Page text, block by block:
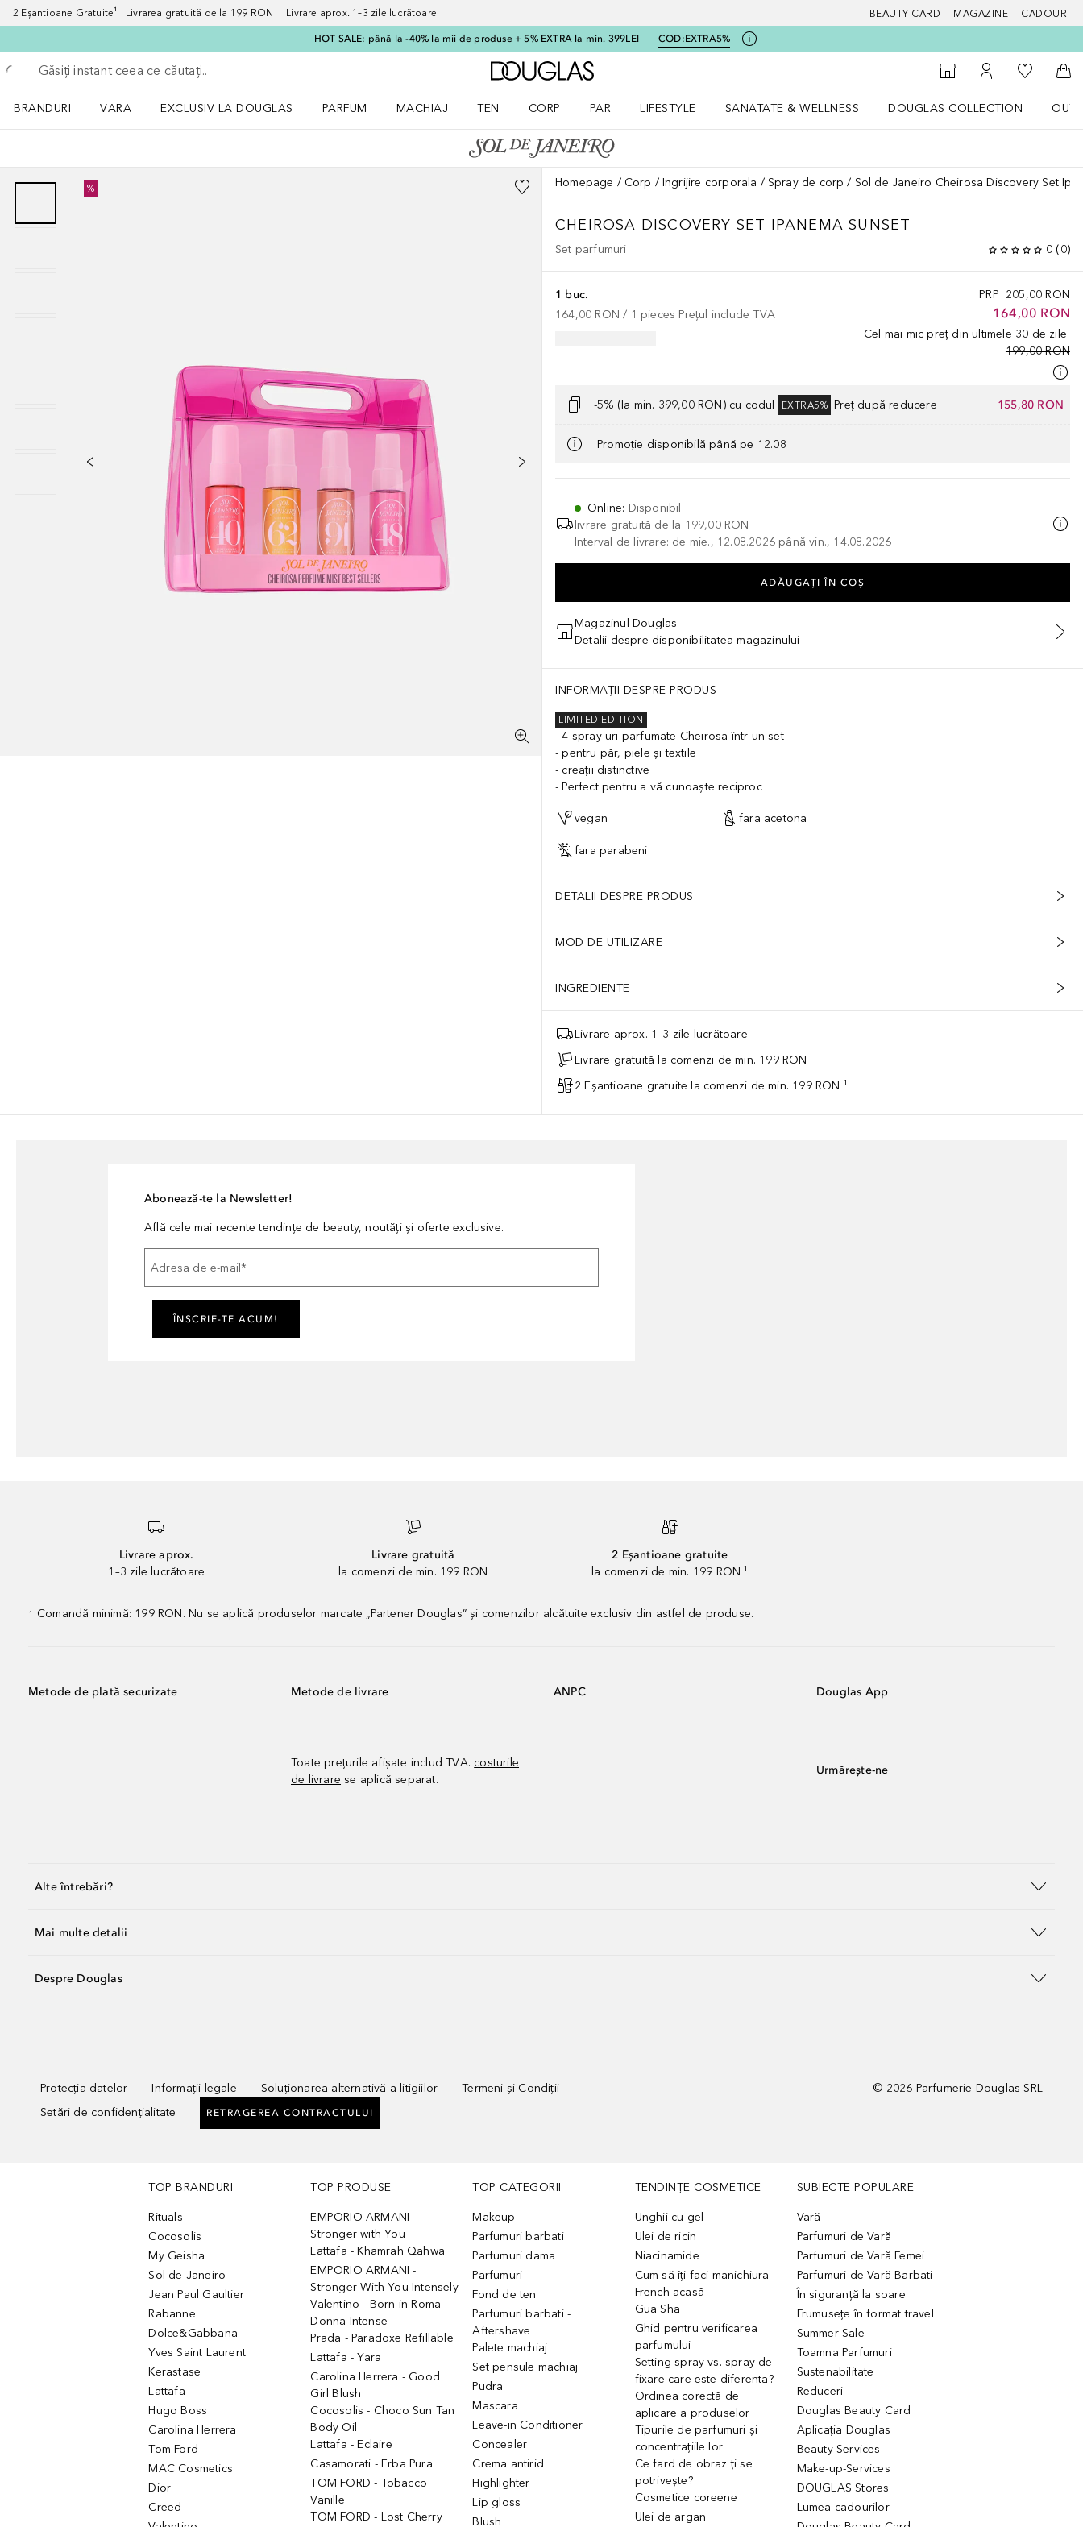
2 Eșantioane Gratuite¹ Livrarea gratuită de la 199 RON Livrare aprox. 1–3 zile lucrătoare BEAUTY CARD MAGAZINE CADOURI
HOT SALE: până la -40% la mii de produse + 5% EXTRA la min. 399LEI COD:EXTRA5%
Înapoi
Executați căutarea
Către pagina principală Douglas
Către Găsire magazin
Către Contul meu
Către
BRANDURI
VARA
EXCLUSIV LA DOUGLAS
PARFUM
MACHIAJ
TEN
CORP
PAR
LIFESTYLE
SANATATE & WELLNESS
DOUGLAS COLLECTION
% Homepage Corp Ingrijire corporala Spray de corp Sol de Janeiro Cheirosa Discovery Set
CHEIROSA DISCOVERY SET IPANEMA SUNSET
Set parfumuri 0 (0)
PRP 205,00 RON
164,00 RON
Cel mai mic preț din ultimele 30 de zile
199,00 RON
1 buc.
164,00 RON / 1 pieces Prețul include TVA
-5% (la min. 399,00 RON) cu codul EXTRA5% Preț după reducere 155,80 RON
Promoție disponibilă până pe 12.08
Online: Disponibil
livrare gratuită de la 199,00 RON
Interval de livrare: de mie., 12.08.2026 până vin., 14.08.2026
ADĂUGAȚI ÎN COŞ
Magazinul Douglas
Detalii despre disponibilitatea magazinului
INFORMAȚII DESPRE PRODUS
LIMITED EDITION
4 spray-uri parfumate Cheirosa într-un set
pentru păr, piele și textile
creații distinctive
Perfect pentru a vă cunoaște reciproc
vegan fara acetona
fara parabeni
DETALII DESPRE PRODUS
MOD DE UTILIZARE
INGREDIENTE
Livrare aprox. 1–3 zile lucrătoare
Livrare gratuită la comenzi de min. 199 RON
2 Eșantioane gratuite la comenzi de min. 199 RON ¹
Abonează-te la Newsletter!
Află cele mai recente tendințe de beauty, noutăți și oferte exclusive.
Adresa de e-mail *
ÎNSCRIE-TE ACUM!
Livrare aprox.
1–3 zile lucrătoare
Livrare gratuită
la comenzi de min. 199 RON
2 Eșantioane gratuite
la comenzi de min. 199 RON ¹
1 Comandă minimă: 199 RON. Nu se aplică produselor marcate „Partener Douglas” și comenzilor alcătuite exclusiv din astfel de produse.
Metode de plată securizate Metode de livrare
Toate prețurile afișate includ TVA. costurile
de livrare se aplică separat.
ANPC Douglas App
Urmărește-ne
Alte întrebări?
Mai multe detalii
Despre Douglas
Protecția datelor Informații legale Soluționarea alternativă a litigiilor
Termeni și Condiții
Setări de confidențialitate
RETRAGEREA CONTRACTULUI
© 2026 Parfumerie Douglas SRL
TOP BRANDURI
Rituals
Cocosolis
My Geisha
Sol de Janeiro
Jean Paul Gaultier
Rabanne
Dolce&Gabbana
Yves Saint Laurent
Kerastase
Lattafa
Hugo Boss
Carolina Herrera
Tom Ford
MAC Cosmetics
Dior
Creed
TOP PRODUSE
EMPORIO ARMANI -
Stronger with You
Lattafa - Khamrah Qahwa
EMPORIO ARMANI -
Stronger With You Intensely
Valentino - Born in Roma
Donna Intense
Prada - Paradoxe Refillable
Lattafa - Yara
Carolina Herrera - Good
Girl Blush
Cocosolis - Choco Sun Tan
Body Oil
Lattafa - Eclaire
Casamorati - Erba Pura
TOM FORD - Tobacco
Vanille
TOM FORD - Lost Cherry
TOP CATEGORII
Makeup
Parfumuri barbati
Parfumuri dama
Parfumuri
Fond de ten
Parfumuri barbati -
Aftershave
Palete machiaj
Set pensule machiaj
Pudra
Mascara
Leave-in Conditioner
Concealer
Crema antirid
Highlighter
Lip gloss
Blush
TENDINȚE COSMETICE
Unghii cu gel
Ulei de ricin
Niacinamide
Cum să îți faci manichiura
French acasă
Gua Sha
Ghid pentru verificarea
parfumului
Setting spray vs. spray de
fixare care este diferenta?
Ordinea corectă de
aplicare a produselor
Tipurile de parfumuri și
concentrațiile lor
Ce fard de obraz ți se
potrivește?
Cosmetice coreene
Ulei de argan
SUBIECTE POPULARE
Vară
Parfumuri de Vară
Parfumuri de Vară Femei
Parfumuri de Vară Barbati
În siguranță la soare
Frumusețe în format travel
Summer Sale
Toamna Parfumuri
Sustenabilitate
Reduceri
Douglas Beauty Card
Aplicația Douglas
Beauty Services
Make-up-Services
DOUGLAS Stores
Lumea cadourilor